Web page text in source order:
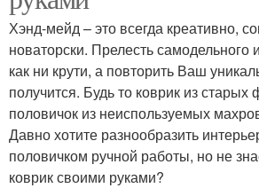
Хэнд-мейд – это всегда креативно,
новаторски. Прелесть самодельного
как ни крути, а повторить Ваш
получится. Будь то коврик из старых
половичок из неиспользуемых
Давно хотите разнообразить
половичком ручной работы, но не
коврик своими руками?